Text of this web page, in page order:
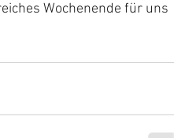
Wochenende für uns